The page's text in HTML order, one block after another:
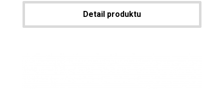
Detail produktu